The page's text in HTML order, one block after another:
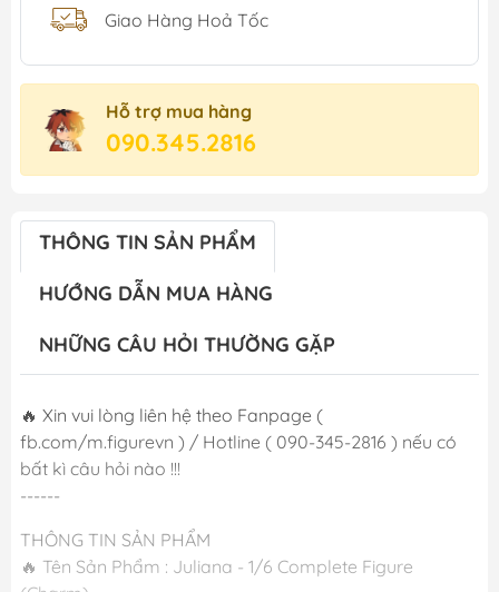
Giao Hàng Hoả Tốc
Hỗ trợ mua hàng
090.345.2816
THÔNG TIN SẢN PHẨM
HƯỚNG DẪN MUA HÀNG
NHỮNG CÂU HỎI THƯỜNG GẶP
🔥 Xin vui lòng liên hệ theo Fanpage (
fb.com/m.figurevn ) / Hotline ( 090-345-2816 ) nếu có
bất kì câu hỏi nào !!!
------
THÔNG TIN SẢN PHẨM
🔥 Tên Sản Phẩm : Juliana - 1/6 Complete Figure